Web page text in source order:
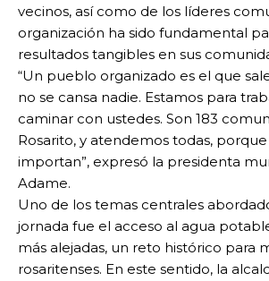
vecinos, así como de los líderes
organización ha sido fundamental
resultados tangibles en sus
“Un pueblo organizado es el que
no se cansa nadie. Estamos para
caminar con ustedes. Son 183
Rosarito, y atendemos todas,
importan”, expresó la presidenta
Adame.
Uno de los temas centrales
jornada fue el acceso al agua
más alejadas, un reto histórico para
rosaritenses. En este sentido, la